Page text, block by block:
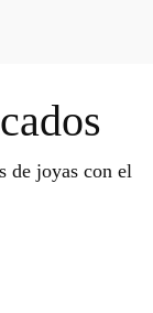
de joyas con el